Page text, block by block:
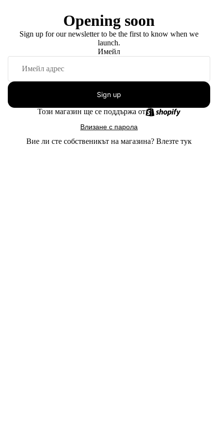
Opening soon
Sign up for our newsletter to be the first to know when we
launch.
Имейл
Sign up
Този магазин ще се поддържа от
Влизане с парола
Вие ли сте собственикът на магазина? Влезте тук